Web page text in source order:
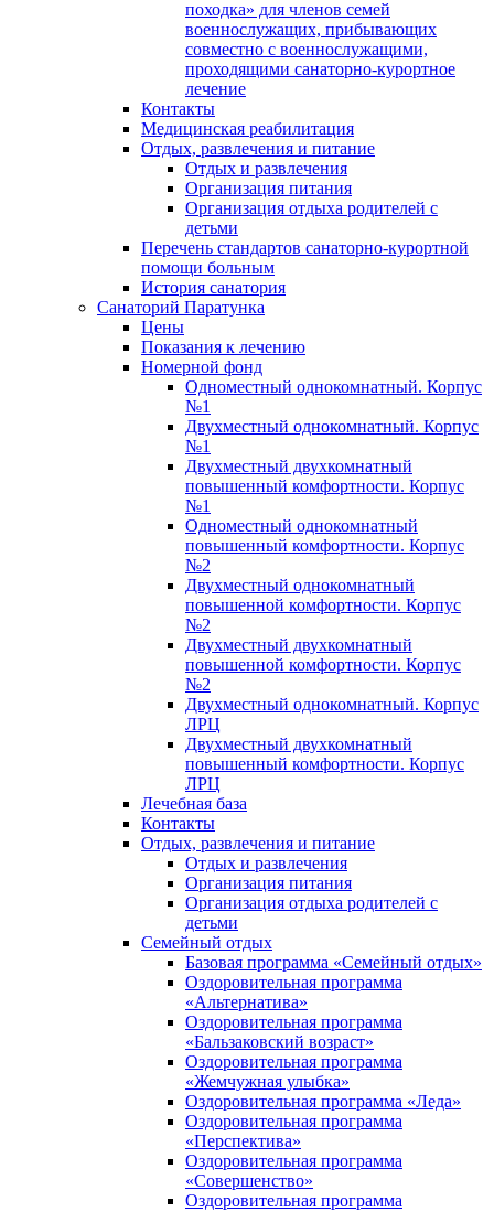
походка» для членов семей
военнослужащих, прибывающих
совместно с военнослужащими,
проходящими санаторно-курортное
лечение
Контакты
Медицинская реабилитация
Отдых, развлечения и питание
Отдых и развлечения
Организация питания
Организация отдыха родителей с
детьми
Перечень стандартов санаторно-курортной
помощи больным
История санатория
Санаторий Паратунка
Цены
Показания к лечению
Номерной фонд
Одноместный однокомнатный. Корпус
№1
Двухместный однокомнатный. Корпус
№1
Двухместный двухкомнатный
повышенный комфортности. Корпус
№1
Одноместный однокомнатный
повышенный комфортности. Корпус
№2
Двухместный однокомнатный
повышенной комфортности. Корпус
№2
Двухместный двухкомнатный
повышенной комфортности. Корпус
№2
Двухместный однокомнатный. Корпус
ЛРЦ
Двухместный двухкомнатный
повышенный комфортности. Корпус
ЛРЦ
Лечебная база
Контакты
Отдых, развлечения и питание
Отдых и развлечения
Организация питания
Организация отдыха родителей с
детьми
Семейный отдых
Базовая программа «Семейный отдых»
Оздоровительная программа
«Альтернатива»
Оздоровительная программа
«Бальзаковский возраст»
Оздоровительная программа
«Жемчужная улыбка»
Оздоровительная программа «Леда»
Оздоровительная программа
«Перспектива»
Оздоровительная программа
«Совершенство»
Оздоровительная программа